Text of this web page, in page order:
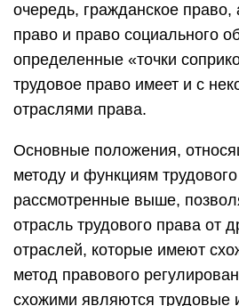
очередь, гражданское право,
право и право социального
определенные «точки
трудовое право имеет и с
отраслями права.
Основные положения,
методу и функциям
рассмотренные выше,
отрасль трудового права от
отраслей, которые имеют
метод правового
схожими являются трудовые